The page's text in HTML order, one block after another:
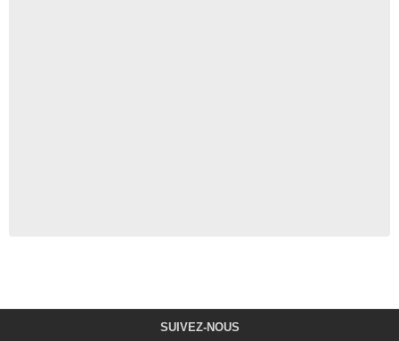
SUIVEZ-NOUS